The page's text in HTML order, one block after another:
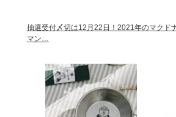
抽選受付〆切は12月22日！2021年のマクド
マン…